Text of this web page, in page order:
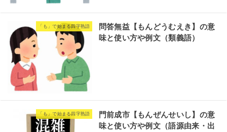
「も」で始まる四字熟語
問答無益【もんどうむえき】の意
味と使い方や例文（類義語）
「も」で始まる四字熟語
門前成市【もんぜんせいし】の意
味と使い方や例文（語源由来・出